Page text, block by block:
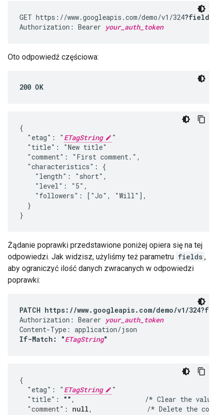
GET https://www.googleapis.com/demo/v1/324
Authorization: Bearer your_auth_token
Oto odpowiedź częściowa:
200 OK
{
  "etag": "
ETagString
"
  "title": "New title"
  "comment": "First comment.",
  "characteristics": {
    "length": "short",
    "level": "5",
    "followers": ["Jo", "Will"],
  }
}
Żądanie poprawki przedstawione poniżej opiera się na tej
odpowiedzi. Jak widzisz, użyliśmy też parametru fields ,
aby ograniczyć ilość danych zwracanych w odpowiedzi
poprawki:
PATCH https://www.googleapis.com/demo/v1/
Authorization: Bearer your_auth_token
If-Match: "ETagString"
{
  "etag": "
ETagString
"
  "title":
"" ,                  /* Clear the value
  "comment":
null,              /* Delete the